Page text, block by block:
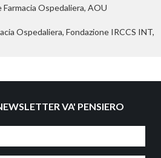
Ospedaliera, AOU
Ospedaliera, Fondazione IRCCS INT,
VA' PENSIERO